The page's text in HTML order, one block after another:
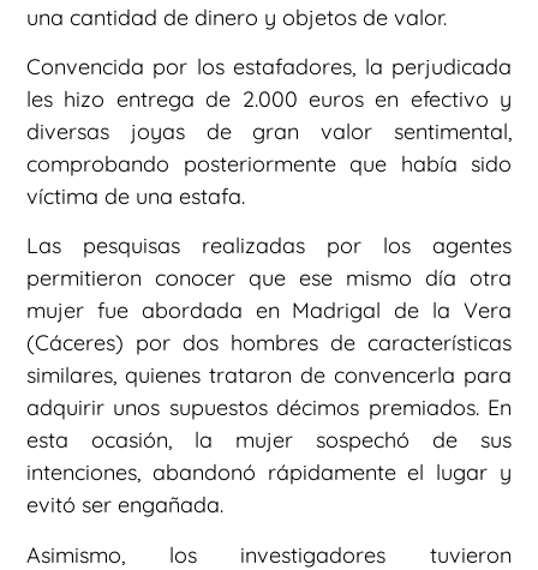
una cantidad de dinero y objetos de valor.
Convencida por los estafadores, la perjudicada
les hizo entrega de 2.000 euros en efectivo y
diversas joyas de gran valor sentimental,
comprobando posteriormente que había sido
víctima de una estafa.
Las pesquisas realizadas por los agentes
permitieron conocer que ese mismo día otra
mujer fue abordada en Madrigal de la Vera
(Cáceres) por dos hombres de características
similares, quienes trataron de convencerla para
adquirir unos supuestos décimos premiados. En
esta ocasión, la mujer sospechó de sus
intenciones, abandonó rápidamente el lugar y
evitó ser engañada.
Asimismo, los investigadores tuvieron